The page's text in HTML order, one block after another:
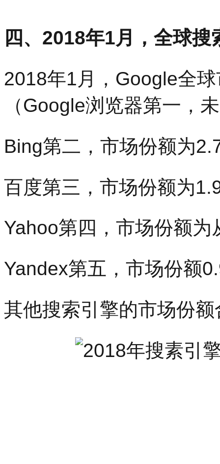
四、2018年1月，全球
2018年1月，Google全
（Google浏览器第一，
Bing第二，市场份额为
百度第三，市场份额为
Yahoo第四，市场份额为
Yandex第五，市场份额
其他搜索引擎的市场份